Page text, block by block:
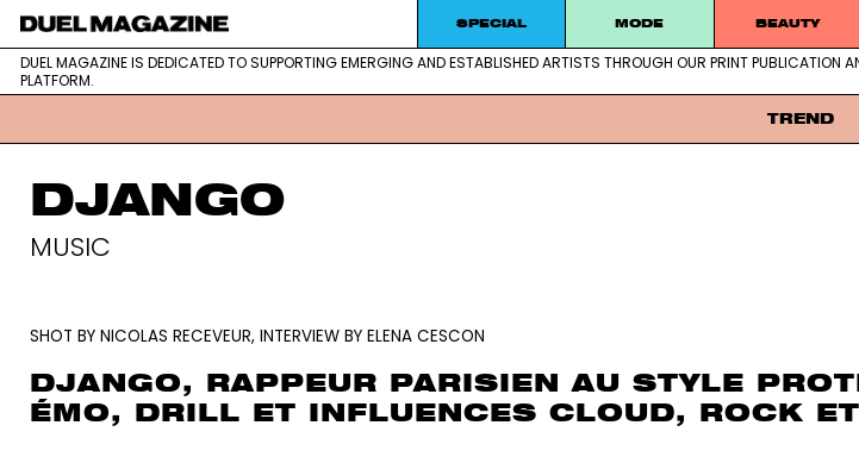
DUEL MAGAZINE
DUEL MAGAZINE is dedicated to supporting emerging and
platform.
SPECIAL MODE BEAUTY
DUEL MAGAZINE IS DEDICATED TO SUPPORTING EMERGING AND ESTABLISHED ARTISTS THROUGH OUR PRINT PUBLICATION
PLATFORM.
TREND
DJANGO
MUSIC
SHOT BY NICOLAS RECEVEUR, INTERVIEW BY ELENA CESCON
DJANGO, RAPPEUR PARISIEN AU STYLE
ÉMO, DRILL ET INFLUENCES CLOUD, ROCK